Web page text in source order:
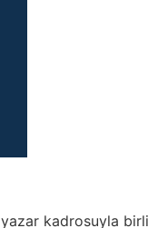
kadrosuyla